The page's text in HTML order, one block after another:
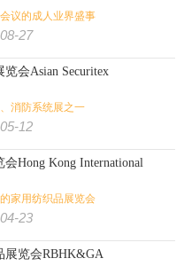
议的成人业界盛事
27
会Asian Securitex
消防系统展之一
12
Hong Kong International
家用纺织品展览会
23
展览会RBHK&GA